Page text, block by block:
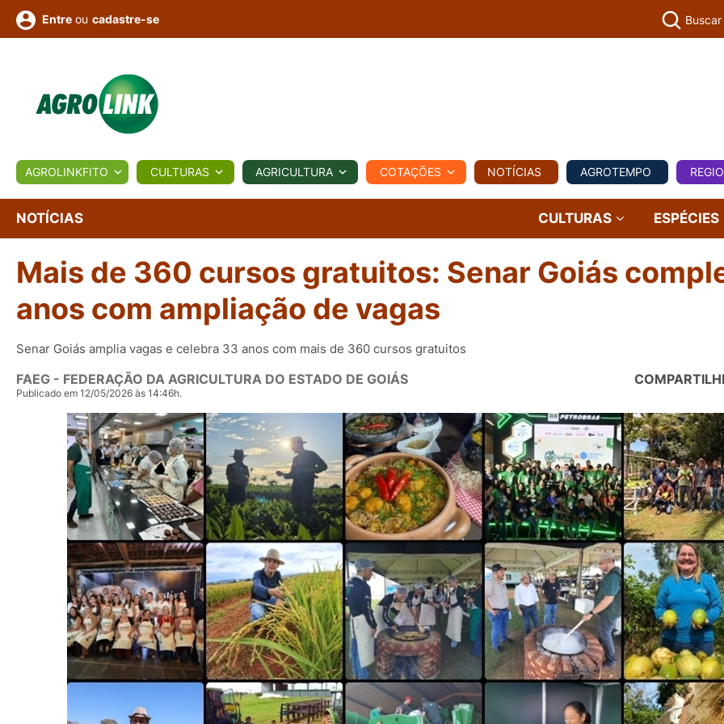
BIOLÓGICOS COTAÇÕES NOTÍCIAS AGROTEMPO REGIONAL COMERCIAL AGROVIAGENS
Conversor Colunistas Eventos
e
Vídeos
Entre ou cadastre-se Buscar
AGROLINKFITO CULTURAS AGRICULTURA COTAÇÕES NOTÍCIAS AGROTEMPO
NOTÍCIAS CULTURAS ESPÉCIES
Mais de 360 cursos gratuitos: Senar Goiás
anos com ampliação de vagas
Senar Goiás amplia vagas e celebra 33 anos com mais de 360 cursos gratuitos
FAEG - FEDERAÇÃO DA AGRICULTURA DO ESTADO DE GOIÁS
Publicado em 12/05/2026 às 14:46h.